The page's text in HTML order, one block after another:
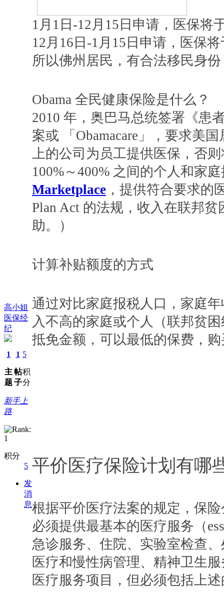
高小姐
医保经
纪
1
主
题
1
帖
子
5
积
分
新手上
路
积分
5
发
消
息
1月1日-12月15日申请，医保将
12月16日-1月15日申请，医保
所以佛州居民，有合法移民身
Obama 全民健康保险是什么？
2010 年，奥巴马总统签署《患
案或 「Obamacare」，要求美
上的公司为员工提供医保，否
100%～400% 之间的个人和家
Marketplace ，提供符合要求的
Plan Act 的法规，收入在联邦
助。）
计算补贴额度的方式
通过对比家庭报税人口，家庭
入不高的家庭或个人（联邦贫
抵免金额，可以最低的保费，
平价医疗保险计划有哪
根据平价医疗法案的规定，保
必须提供最基本的医疗服务（
急诊服务、住院、实验室检查
医疗和慢性病管理、精神卫生
医疗服务项目，但必须包括上